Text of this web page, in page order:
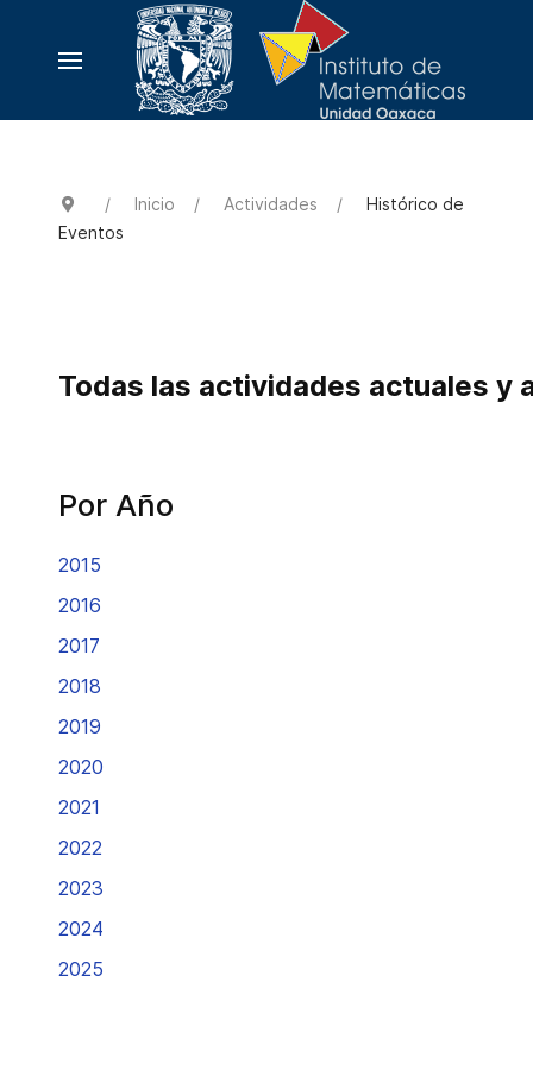
Inicio Actividades
Histórico de
Eventos
Todas las actividades actuales y
Por Año
2015
2016
2017
2018
2019
2020
2021
2022
2023
2024
2025